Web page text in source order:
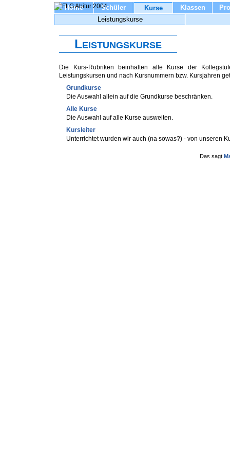
Home Schüler Kurse Klassen
Leistungskurse
Leistungskurse
Die Kurs-Rubriken beinhalten alle Kurse der
Leistungskursen und nach Kursnummern bzw. Kursjahren
Grundkurse
Die Auswahl allein auf die Grundkurse beschränken.
Alle Kurse
Die Auswahl auf alle Kurse ausweiten.
Kursleiter
Unterrichtet wurden wir auch (na sowas?) - von unseren
Das sagt